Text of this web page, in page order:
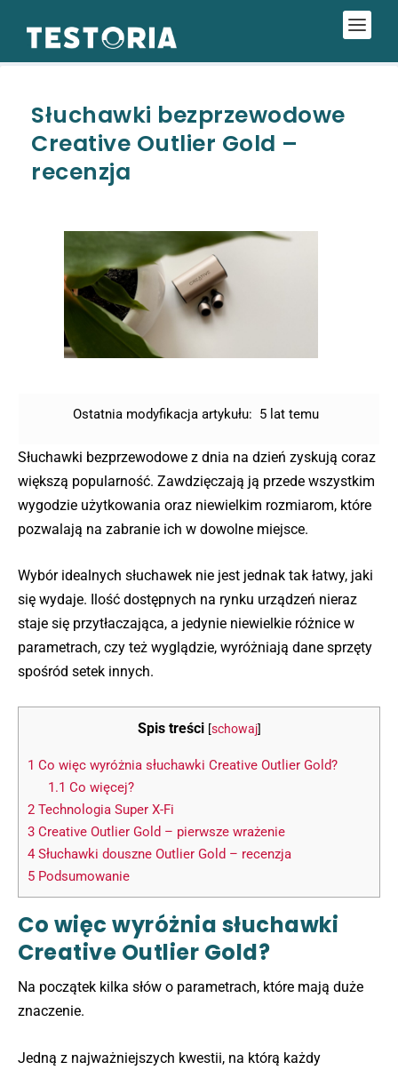
Słuchawki bezprzewodowe
Creative Outlier Gold –
recenzja
Ostatnia modyfikacja artykułu: 5 lat temu
Słuchawki bezprzewodowe z dnia na dzień zyskują coraz
większą popularność. Zawdzięczają ją przede wszystkim
wygodzie użytkowania oraz niewielkim rozmiarom, które
pozwalają na zabranie ich w dowolne miejsce.
Wybór idealnych słuchawek nie jest jednak tak łatwy, jaki
się wydaje. Ilość dostępnych na rynku urządzeń nieraz
staje się przytłaczająca, a jedynie niewielkie różnice w
parametrach, czy też wyglądzie, wyróżniają dane sprzęty
spośród setek innych.
Spis treści [schowaj]
1 Co więc wyróżnia słuchawki Creative Outlier Gold?
1.1 Co więcej?
2 Technologia Super X-Fi
3 Creative Outlier Gold – pierwsze wrażenie
4 Słuchawki douszne Outlier Gold – recenzja
5 Podsumowanie
Co więc wyróżnia słuchawki
Creative Outlier Gold?
Na początek kilka słów o parametrach, które mają duże
znaczenie.
Jedną z najważniejszych kwestii, na którą każdy